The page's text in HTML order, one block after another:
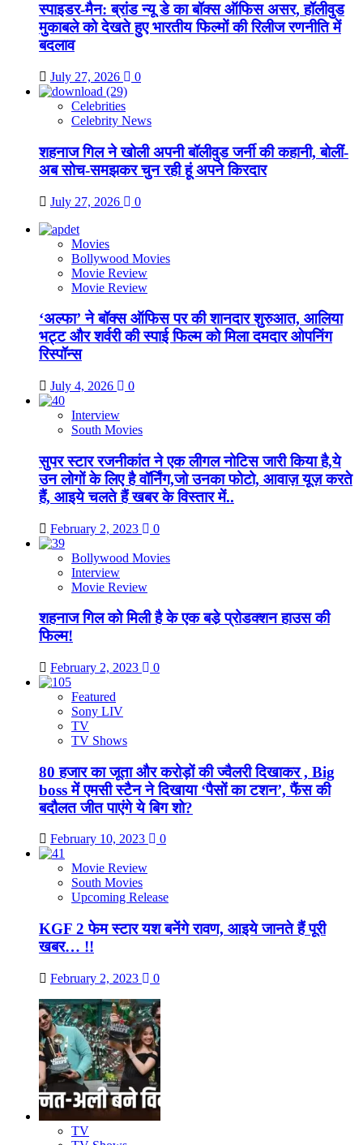
स्पाइडर-मैन: ब्रांड न्यू डे का बॉक्स ऑफिस असर, हॉलीवुड
मुकाबले को देखते हुए भारतीय फिल्मों की रिलीज रणनीति में
बदलाव
July 27, 2026 0
Celebrities
Celebrity News
शहनाज गिल ने खोली अपनी बॉलीवुड जर्नी की कहानी, बोलीं-
अब सोच-समझकर चुन रही हूं अपने किरदार
July 27, 2026 0
Movies
Bollywood Movies
Movie Review
Movie Review
‘अल्फा’ ने बॉक्स ऑफिस पर की शानदार शुरुआत, आलिया
भट्ट और शर्वरी की स्पाई फिल्म को मिला दमदार ओपनिंग
रिस्पॉन्स
July 4, 2026 0
Interview
South Movies
सुपर स्टार रजनीकांत ने एक लीगल नोटिस जारी किया है,ये
उन लोगों के लिए है वॉर्निंग,जो उनका फोटो, आवाज़ यूज़ करते
हैं, आइये चलते हैं खबर के विस्तार में..
February 2, 2023 0
Bollywood Movies
Interview
Movie Review
शहनाज गिल को मिली है के एक बडे़ प्रोडक्शन हाउस की
फिल्म!
February 2, 2023 0
Featured
Sony LIV
TV
TV Shows
80 हजार का जूता और करोड़ों की ज्वैलरी दिखाकर , Big
boss में एमसी स्टैन ने दिखाया ‘पैसों का टशन’, फैंस की
बदौलत जीत पाएंगे ये बिग शो?
February 10, 2023 0
Movie Review
South Movies
Upcoming Release
KGF 2 फेम स्टार यश बनेंगे रावण, आइये जानते हैं पूरी
खबर… !!
February 2, 2023 0
TV